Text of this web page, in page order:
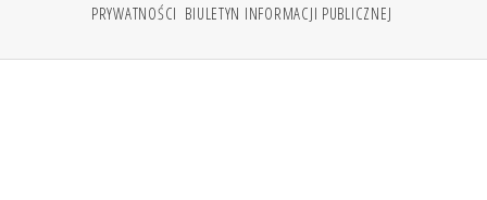
PRYWATNOŚCI BIULETYN INFORMACJI PUBLICZNEJ